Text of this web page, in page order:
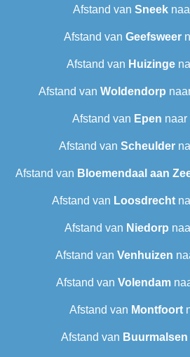
Afstand van Sneek‎
Afstand van Geefsweer
Afstand van Huizinge
Afstand van Woldendorp
Afstand van Epen naar
Afstand van Scheulder
Afstand van Bloemendaal aan
Afstand van Loosdrecht
Afstand van Niedorp
Afstand van Venhuizen
Afstand van Volendam
Afstand van Montfoort
Afstand van Buurmalsen